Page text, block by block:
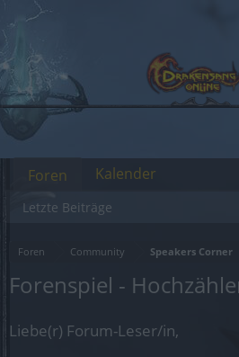
Foren Community Speakers Corner
Forenspiel -
Liebe(r) Forum-Leser/in,
Foren
Letzte Beiträge
Kalender